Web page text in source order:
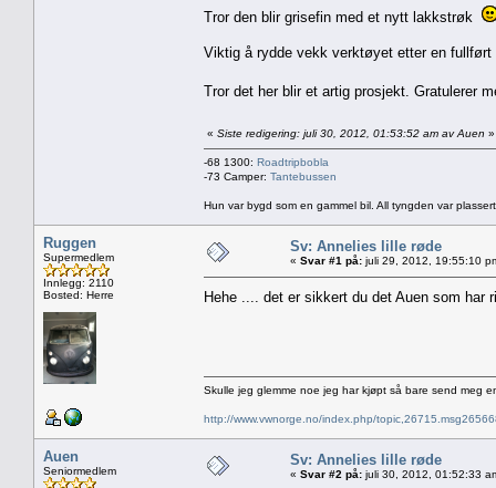
Tror den blir grisefin med et nytt lakkstrøk
Viktig å rydde vekk verktøyet etter en fullført
Tror det her blir et artig prosjekt. Gratulerer
« Siste redigering: juli 30, 2012, 01:53:52 am av Auen »
-68 1300: Roadtripbobla
-73 Camper: Tantebussen
Hun var bygd som en gammel bil. All tyngden var
Ruggen
Supermedlem
Innlegg: 2110
Bosted: Herre
Sv: Annelies lille røde
« Svar #1 på: juli 29, 2012, 19:55:10
Hehe .... det er sikkert du det Auen som har
Skulle jeg glemme noe jeg har kjøpt så bare send meg
http://www.vwnorge.no/index.php/
Auen
Seniormedlem
Sv: Annelies lille røde
« Svar #2 på: juli 30, 2012, 01:52:33